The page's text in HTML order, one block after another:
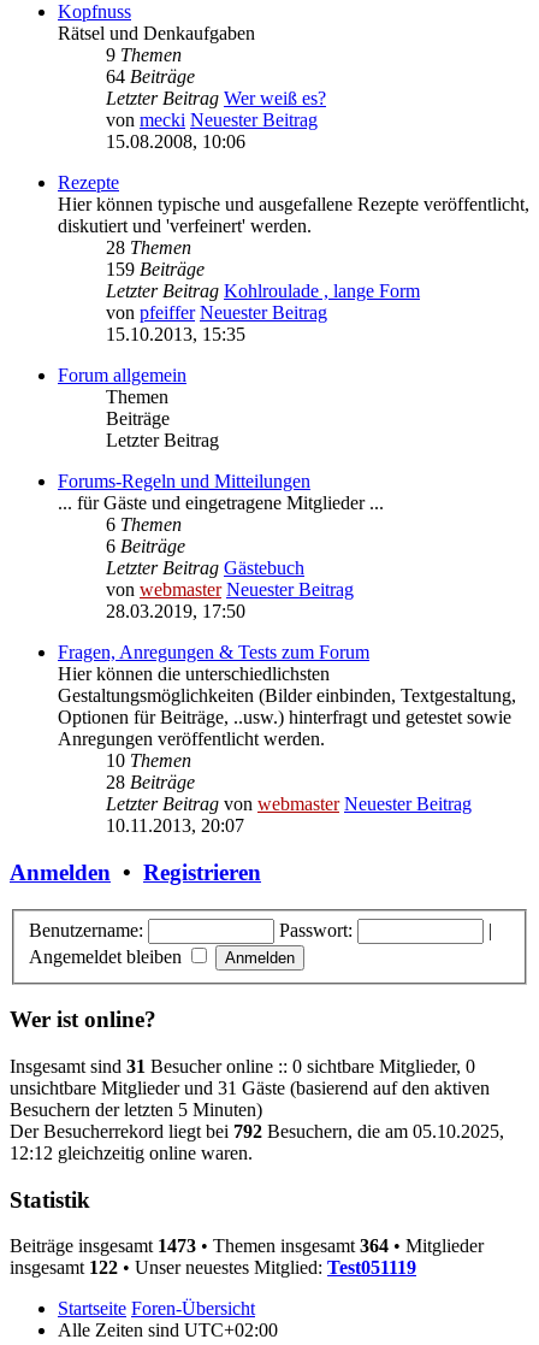
Kopfnuss
Rätsel und Denkaufgaben
9 Themen
64 Beiträge
Letzter Beitrag Wer weiß es?
von mecki Neuester Beitrag
15.08.2008, 10:06
Rezepte
Hier können typische und ausgefallene Rezepte veröffentlicht,
diskutiert und 'verfeinert' werden.
28 Themen
159 Beiträge
Letzter Beitrag Kohlroulade , lange Form
von pfeiffer Neuester Beitrag
15.10.2013, 15:35
Forum allgemein
Themen
Beiträge
Letzter Beitrag
Forums-Regeln und Mitteilungen
... für Gäste und eingetragene Mitglieder ...
6 Themen
6 Beiträge
Letzter Beitrag Gästebuch
von webmaster Neuester Beitrag
28.03.2019, 17:50
Fragen, Anregungen & Tests zum Forum
Hier können die unterschiedlichsten
Gestaltungsmöglichkeiten (Bilder einbinden, Textgestaltung,
Optionen für Beiträge, ..usw.) hinterfragt und getestet sowie
Anregungen veröffentlicht werden.
10 Themen
28 Beiträge
Letzter Beitrag von webmaster Neuester Beitrag
10.11.2013, 20:07
Anmelden • Registrieren
Benutzername: Passwort:
|
Angemeldet bleiben
Wer ist online?
Insgesamt sind 31 Besucher online :: 0 sichtbare Mitglieder, 0
unsichtbare Mitglieder und 31 Gäste (basierend auf den aktiven
Besuchern der letzten 5 Minuten)
Der Besucherrekord liegt bei 792 Besuchern, die am 05.10.2025,
12:12 gleichzeitig online waren.
Statistik
Beiträge insgesamt 1473 • Themen insgesamt 364 • Mitglieder
insgesamt 122 • Unser neuestes Mitglied: Test051119
Startseite Foren-Übersicht
Alle Zeiten sind UTC+02:00